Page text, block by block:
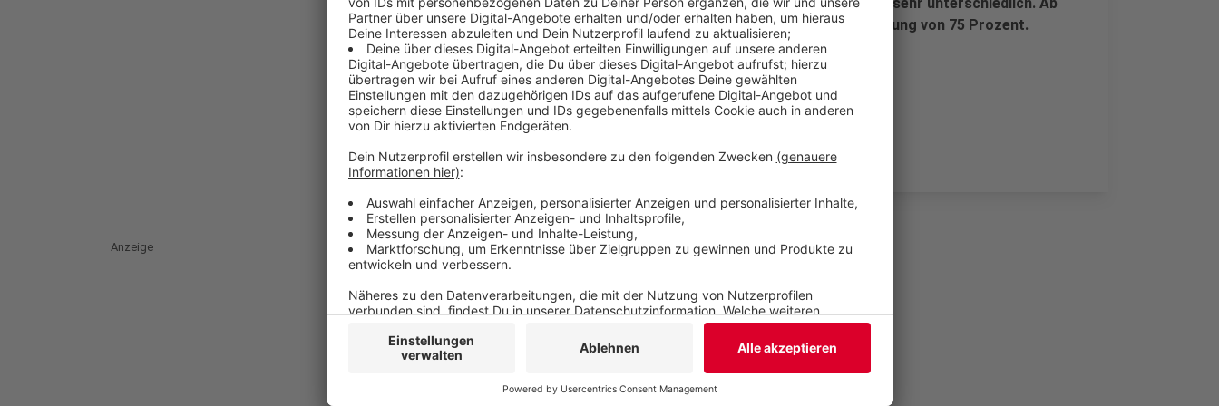
morgen rechnet die Stadt mit einer durchschnittlichen Belegung von 75 Prozent.
Veröffentlicht: Dienstag, 18.05.2021 06:16
Anzeige
Anzeige